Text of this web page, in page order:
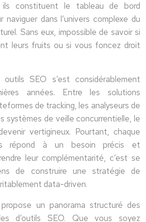
ils constituent le tableau de bord
naviguer dans l’univers complexe du
Sans eux, impossible de savoir si
leurs fruits ou si vous foncez droit
SEO s’est considérablement
années. Entre les solutions
de tracking, les analyseurs de
systèmes de veille concurrentielle, le
vertigineux. Pourtant, chaque
répond à un besoin précis et
leur complémentarité, c’est se
de construire une stratégie de
data-driven.
un panorama structuré des
d’outils SEO. Que vous soyez